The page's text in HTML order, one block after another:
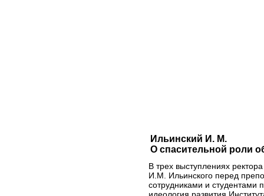
Ильинский И. М.
О спасительной роли
В трех выступлениях
И.М. Ильинского перед
сотрудниками и студентами